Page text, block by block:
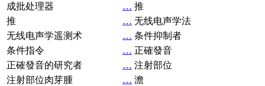
成批处理器
… 推
推
… 无线电声学法
无线电声学遥测术
… 条件抑制者
条件指令
… 正確發音
正確發音的研究者
… 注射部位
注射部位肉芽腫
… 澹